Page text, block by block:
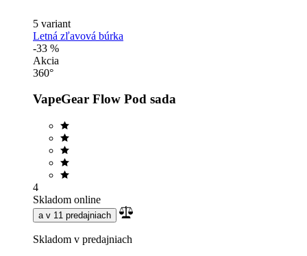
5 variant
Letná zľavová búrka
-33 %
Akcia
360°
VapeGear Flow Pod sada
4
Skladom online
a v 11 predajniach
Skladom v predajniach